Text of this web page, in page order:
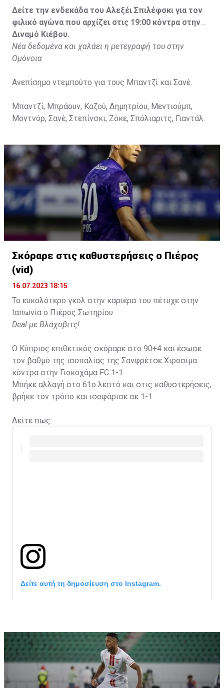
Δείτε την ενδεκάδα του Αλεξέι Σπιλέφσκι για τον
φιλικό αγώνα που αρχίζει στις 19:00 κόντρα στην
Διναμό Κιέβου.
Νέα δεδομένα και χαλάει η μετεγραφή του στην
Ομόνοια
Ανεπίσημο ντεμπούτο για τους Μπαντζί και Σανέ.
Μπαντζί, Μπράουν, Καζού, Δημητρίου, Μεντιούμπ,
Μοντνόρ, Σανέ, Στεπίνσκι, Ζόκε, Σπόλιαριτς, Γιαντάλ.
Σκόραρε στις καθυστερήσεις ο Πιέρος
(vid)
16.07.2023 18:15
Το ευκολότερο γκολ στην καριέρα του πέτυχε στην
Ιαπωνία ο Πιέρος Σωτηρίου.
Deal με Βλάχοβιτς!
Ο Κύπριος επιθετικός σκόραρε στο 90+4 και έσωσε
τον βαθμό της ισοπαλίας της Σανφρέτσε Χιροσίμα
κόντρα στην Γιοκοχάμα FC 1-1.
Μπήκε αλλαγή στο 61ο λεπτό και στις καθυστερήσεις,
βρήκε τον τρόπο και ισοφάρισε σε 1-1.
Δείτε πως:
Δείτε αυτή τη δημοσίευση στο Instagram.